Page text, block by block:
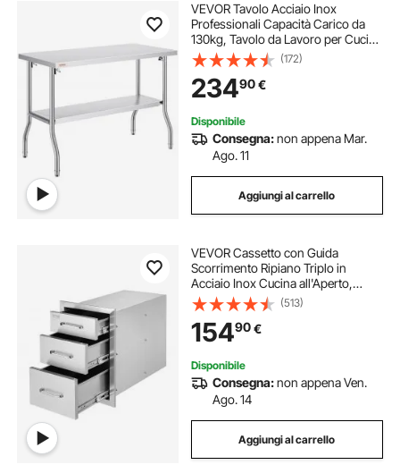
VEVOR Tavolo Acciaio Inox
Professionali Capacità Carico da
130kg, Tavolo da Lavoro per Cucina
Gastronomia Tavolo da Lavoro, 2
Piani Pieghevole 122 x 61 x 85 cm
Lavoro Commerciale per Ristorante
Cucina
(172)
23490€
Disponibile
Consegna:non appena Mar.
Ago. 11
Aggiungi al carrello
VEVOR Cassetto con Guida
Scorrimento Ripiano Triplo in
Acciaio Inox Cucina all'Aperto,
Cassettiera per Isola di BBQ Cucina
Esterna Cassetto Triplo con Guide
Scorrimento in Acciaio Inox Altezza
51,6cm
(513)
15490€
Disponibile
Consegna:non appena Ven.
Ago. 14
Aggiungi al carrello